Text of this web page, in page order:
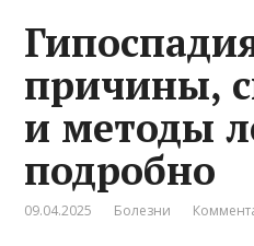
причины,
и методы
подробно
09.04.2025 Болезни